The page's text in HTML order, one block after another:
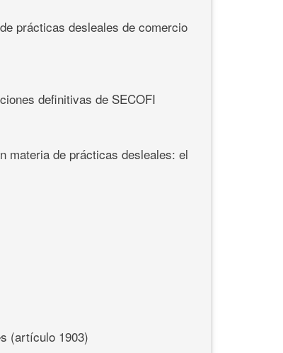
prácticas desleales de comercio
definitivas de SECOFI
materia de prácticas desleales: el
(artículo 1903)